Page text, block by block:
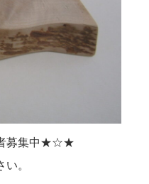
募集中★☆★
。